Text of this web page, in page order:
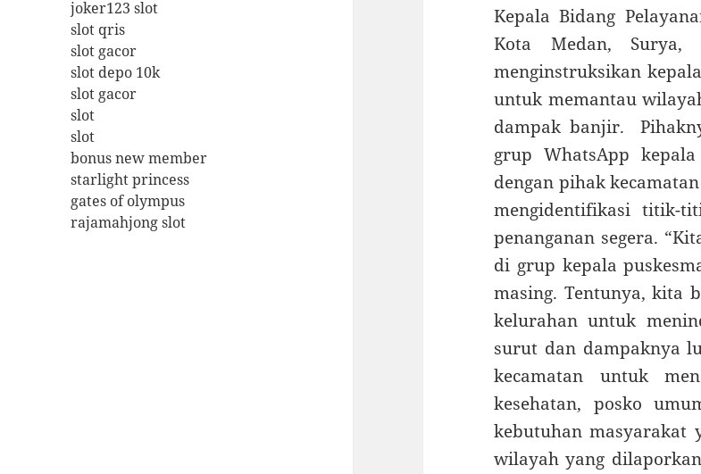
joker123 slot
slot qris
slot gacor
slot depo 10k
slot gacor
slot
slot
bonus new member
starlight princess
gates of olympus
rajamahjong slot
Kepala Bidang
Kota Medan, Surya,
menginstruksikan
untuk memantau
dampak banjir.
grup WhatsApp
dengan pihak
mengidentifikasi titik-
penanganan segera.
di grup kepala
masing. Tentunya, kita
kelurahan untuk
surut dan dampaknya
kecamatan untuk
kesehatan, posko
kebutuhan masyarakat
wilayah yang